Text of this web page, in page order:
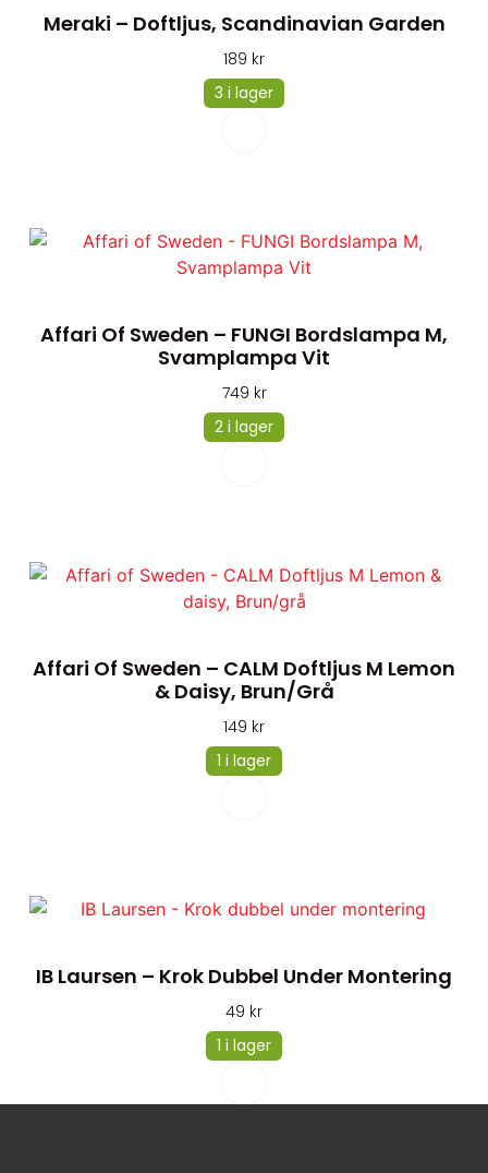
Meraki – Doftljus, Scandinavian Garden
189 kr
3 i lager
Affari Of Sweden – FUNGI Bordslampa M,
Svamplampa Vit
749 kr
2 i lager
Affari Of Sweden – CALM Doftljus M Lemon
& Daisy, Brun/grå
149 kr
1 i lager
IB Laursen – Krok Dubbel Under Montering
49 kr
1 i lager